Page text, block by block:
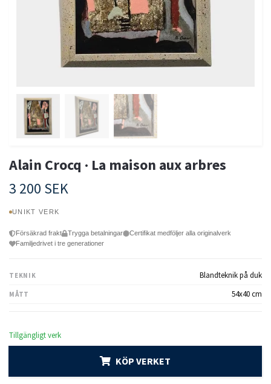
Alain Crocq · La maison aux arbres
3 200 SEK
UNIKT VERK
Försäkrad frakt Trygga betalningar
Certifikat medföljer alla originalverk
Familjedrivet i tre generationer
TEKNIK Blandteknik på duk
MÅTT 54x40 cm
Tillgängligt verk
KÖP VERKET